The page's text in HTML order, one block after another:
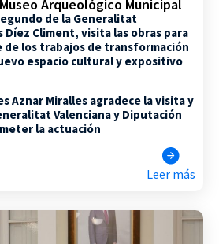
Arqueológico Municipal
de la Generalitat
Díez Climent, visita las obras para
de los trabajos de transformación
espacio cultural y expositivo
Aznar Miralles agradece la visita y
Valenciana y Diputación
la actuación
Leer más